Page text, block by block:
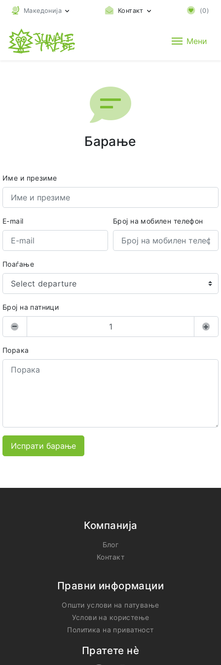
Македонија Контакт (0)
Мени
Барање
Име и презиме
E-mail Број на мобилен телефон
Поаѓање
Select departure
Број на патници
Порака
Испрати барање
Компанија
Блог
Контакт
Правни информации
Општи услови на патување
Услови на користење
Политика на приватност
Пратете нѐ